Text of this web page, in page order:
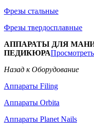
Фрезы стальные
Фрезы твердосплавные
АППАРАТЫ ДЛЯ
ПЕДИКЮРАПросмотреть
Назад к Оборудование
Аппараты Filing
Аппараты Orbita
Аппараты Planet Nails